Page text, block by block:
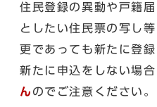
住民登録の異動や戸籍
としたい住民票の写し
更であっても新たに登
新たに申込をしない場
ん のでご注意ください。